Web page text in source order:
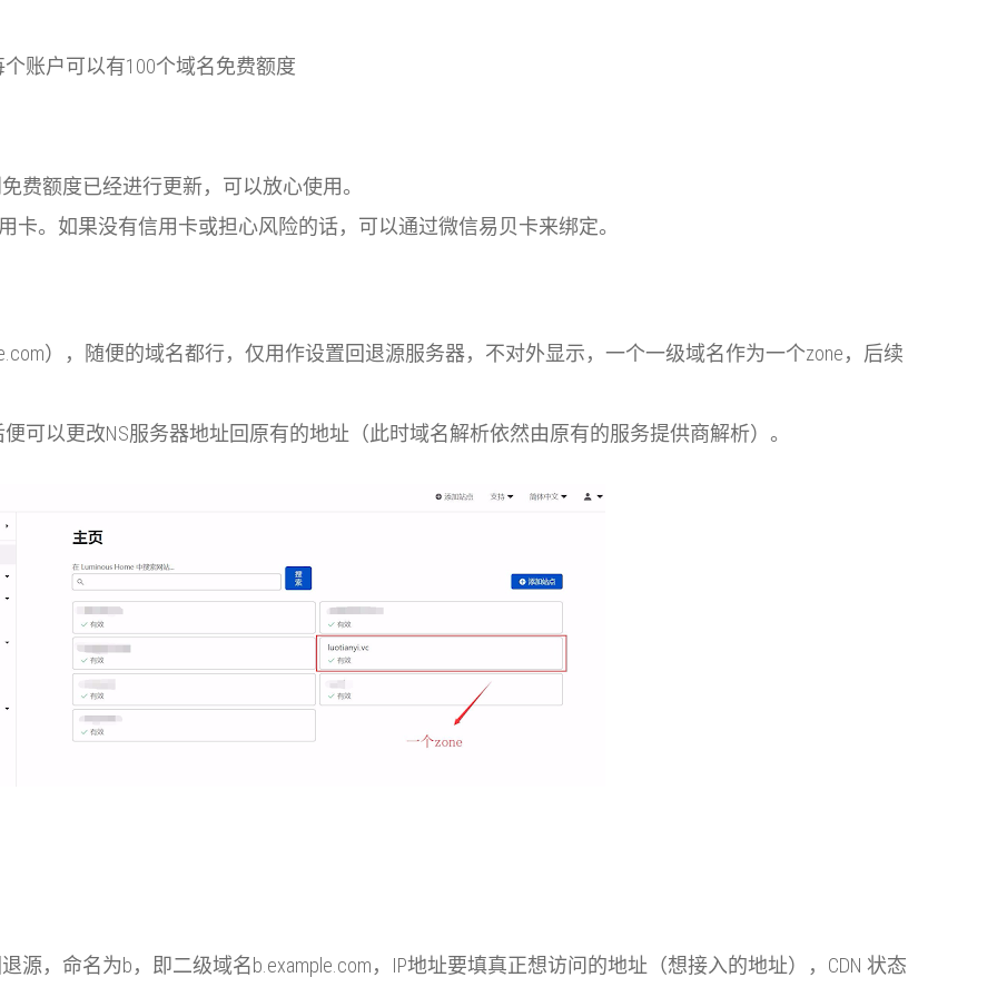
个账户可以有100个域名免费额度
费额度已经进行更新，可以放心使用。
卡。如果没有信用卡或担心风险的话，可以通过微信易贝卡来绑定。
），随便的域名都行，仅用作设置回退源服务器，不对外显示，一个一级域名作为一个zone，后续
以更改NS服务器地址回原有的地址（此时域名解析依然由原有的服务提供商解析）。
，命名为b，即二级域名b.example.com，IP地址要填真正想访问的地址（想接入的地址），CDN 状态